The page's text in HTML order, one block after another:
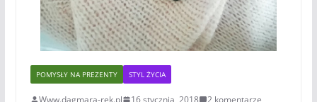
POMYSŁY NA PREZENTY STYL ŻYCIA